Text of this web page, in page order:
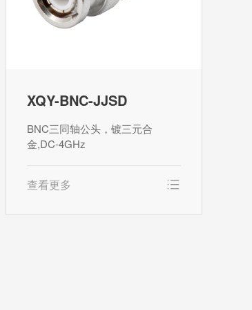
XQY-BNC-JJSD
BNC三同轴公头，镀三元合
金,DC-4GHz
查看更多